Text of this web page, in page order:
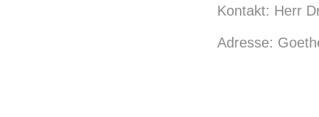
Kontakt: Herr
Adresse: